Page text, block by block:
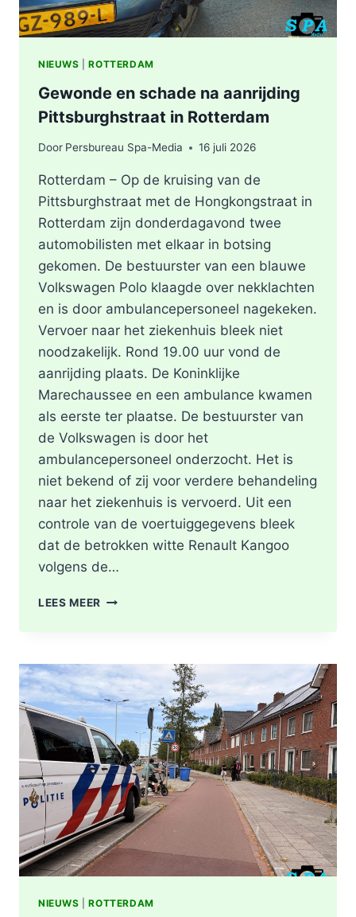
NIEUWS |ROTTERDAM
Gewonde en schade na aanrijding
Pittsburghstraat in Rotterdam
Door Persbureau Spa-Media 16 juli 2026
Rotterdam – Op de kruising van de
Pittsburghstraat met de Hongkongstraat in
Rotterdam zijn donderdagavond twee
automobilisten met elkaar in botsing
gekomen. De bestuurster van een blauwe
Volkswagen Polo klaagde over nekklachten
en is door ambulancepersoneel nagekeken.
Vervoer naar het ziekenhuis bleek niet
noodzakelijk. Rond 19.00 uur vond de
aanrijding plaats. De Koninklijke
Marechaussee en een ambulance kwamen
als eerste ter plaatse. De bestuurster van
de Volkswagen is door het
ambulancepersoneel onderzocht. Het is
niet bekend of zij voor verdere behandeling
naar het ziekenhuis is vervoerd. Uit een
controle van de voertuiggegevens bleek
dat de betrokken witte Renault Kangoo
volgens de…
LEES MEER GEWONDE
AANRIJDING
PITTSBURGHSTRAAT
IN
ROTTERDAM
NIEUWS |ROTTERDAM